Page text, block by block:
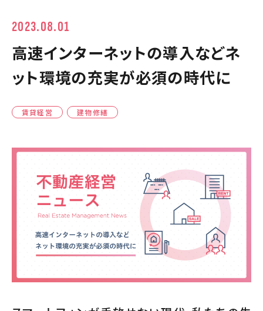
2023.08.01
高速インターネットの導入などネ
ット環境の充実が必須の時代に
賃貸経営 建物修繕